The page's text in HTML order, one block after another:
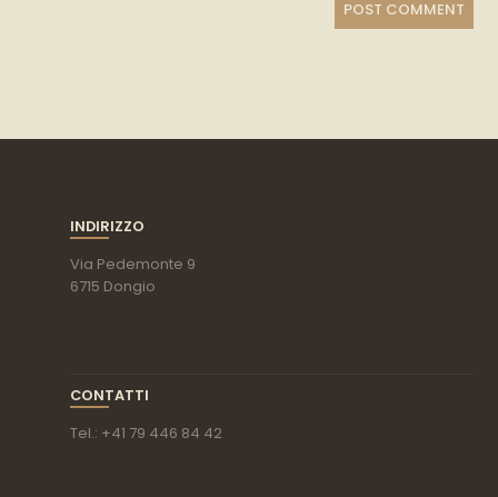
INDIRIZZO
Via Pedemonte 9
6715 Dongio
CONTATTI
Tel.: +41 79 446 84 42